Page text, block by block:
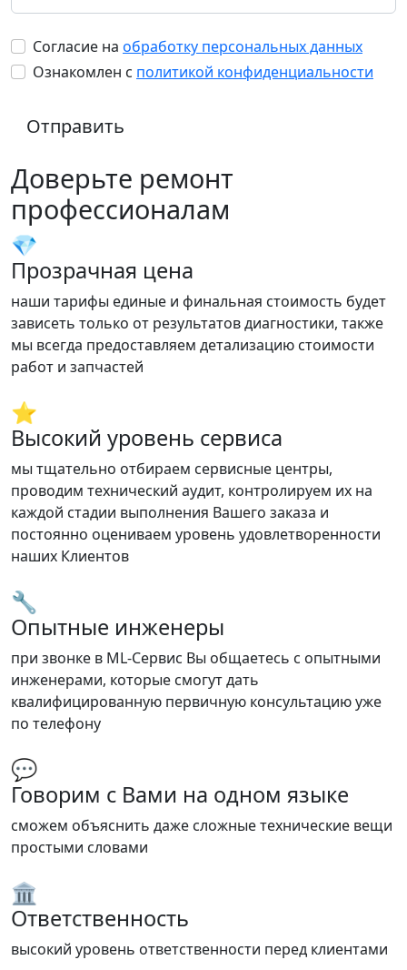
Согласие на обработку персональных данных
Ознакомлен с политикой конфиденциальности
Отправить
Доверьте ремонт
профессионалам
💎
Прозрачная цена
наши тарифы единые и финальная стоимость будет
зависеть только от результатов диагностики, также
мы всегда предоставляем детализацию стоимости
работ и запчастей
⭐
Высокий уровень сервиса
мы тщательно отбираем сервисные центры,
проводим технический аудит, контролируем их на
каждой стадии выполнения Вашего заказа и
постоянно оцениваем уровень удовлетворенности
наших Клиентов
🔧
Опытные инженеры
при звонке в ML-Сервис Вы общаетесь с опытными
инженерами, которые смогут дать
квалифицированную первичную консультацию уже
по телефону
💬
Говорим с Вами на одном языке
сможем объяснить даже сложные технические вещи
простыми словами
🏛️
Ответственность
высокий уровень ответственности перед клиентами